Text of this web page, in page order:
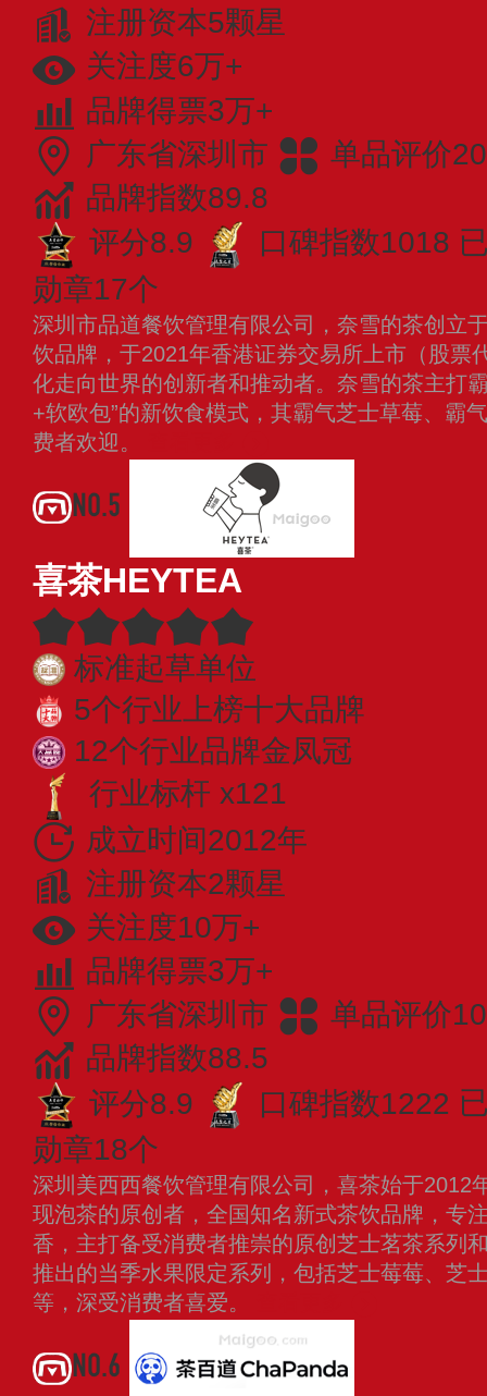
注册资本5颗星
关注度6万+
品牌得票3万+
广东省深圳市
单品评价
品牌指数89.8
评分8.9
口碑指数1018
勋章17个
深圳市品道餐饮管理有限公司，奈雪的茶创立
饮品牌，于2021年香港证券交易所上市（股票
化走向世界的创新者和推动者。奈雪的茶主打
+软欧包”的新饮食模式，其霸气芝士草莓、霸
费者欢迎。
NO.5
喜茶HEYTEA
标准起草单位
5个行业上榜十大品牌
12个行业品牌金凤冠
行业标杆 x121
成立时间2012年
注册资本2颗星
关注度10万+
品牌得票3万+
广东省深圳市
单品评价
品牌指数88.5
评分8.9
口碑指数1222
勋章18个
深圳美西西餐饮管理有限公司，喜茶始于2012
现泡茶的原创者，全国知名新式茶饮品牌，专
香，主打备受消费者推崇的原创芝士茗茶系列
推出的当季水果限定系列，包括芝士莓莓、芝
等，深受消费者喜爱。
NO.6